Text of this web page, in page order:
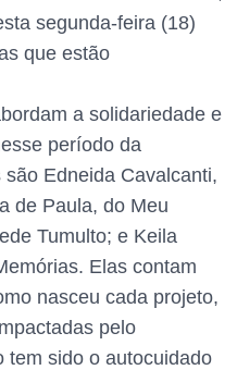
segunda-feira (18)
que estão
a solidariedade e
período da
Edneida Cavalcanti,
de Paula, do Meu
Tumulto; e Keila
Elas contam
nasceu cada projeto,
pelo
tem sido o autocuidado